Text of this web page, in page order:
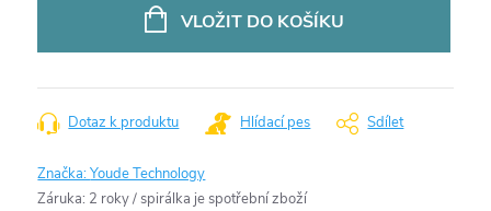
VLOŽIT DO KOŠÍKU
Dotaz k produktu Hlídací pes Sdílet
Značka:Youde Technology
Záruka: 2 roky / spirálka je spotřební zboží